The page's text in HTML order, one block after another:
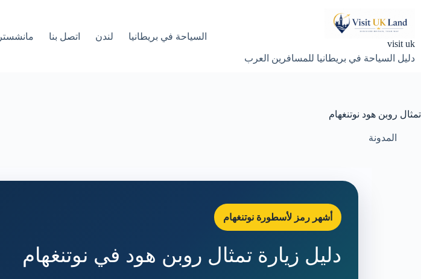
المحتوى
visit uk
دليل السياحة في بريطانيا للمسافرين العرب
السياحة في بريطانيا لندن اتصل بنا مانشستر
تمثال روبن هود نوتنغهام
المدونة
أشهر رمز لأسطورة نوتنغهام
دليل زيارة تمثال روبن هود في نوتنغهام